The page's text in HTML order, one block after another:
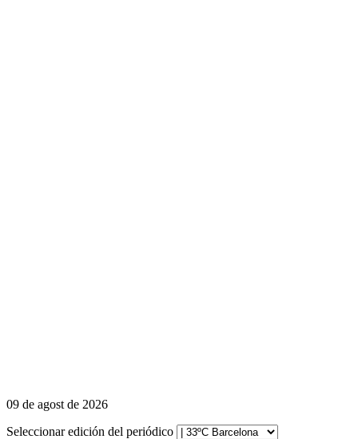
09 de agost de 2026
Seleccionar edición del periódico